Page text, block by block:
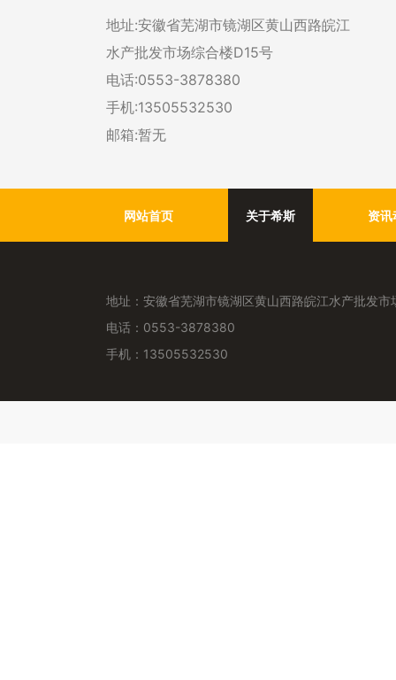
地址:安徽省芜湖市镜湖区黄山西路皖江
水产批发市场综合楼D15号
电话:0553-3878380
手机:13505532530
邮箱:暂无
网站首页 关于希斯 资讯
地址：安徽省芜湖市镜湖区黄山西路皖江水产批发市
电话：0553-3878380
手机：13505532530